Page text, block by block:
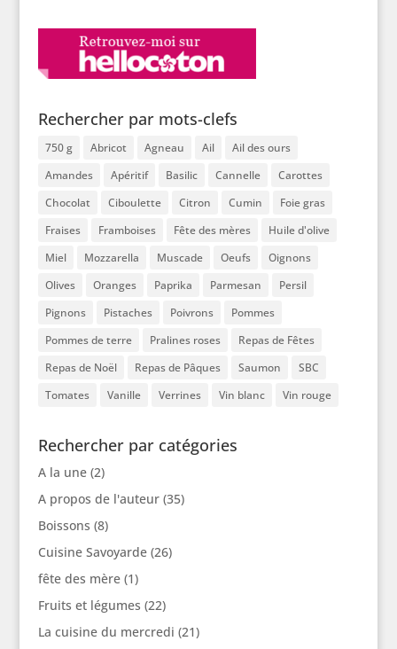
Rechercher par mots-clefs
750 g Abricot Agneau Ail
Ail des ours
Amandes
Apéritif Basilic Cannelle
Carottes
Chocolat
Ciboulette Citron Cumin
Foie gras
Fraises
Framboises Fête des mères
Huile d'olive
Miel
Mozzarella Muscade Oeufs
Oignons
Olives
Oranges Paprika Parmesan
Persil
Pignons
Pistaches Poivrons
Pommes
Pommes de terre
Pralines roses
Repas de Fêtes
Repas de Noël
Repas de Pâques Saumon
SBC
Tomates
Vanille Verrines Vin blanc Vin rouge
Rechercher par catégories
A la une(2)
A propos de l'auteur(35)
Boissons (8)
Cuisine Savoyarde(26)
fête des mère(1)
Fruits et légumes (22)
La cuisine du mercredi (21)